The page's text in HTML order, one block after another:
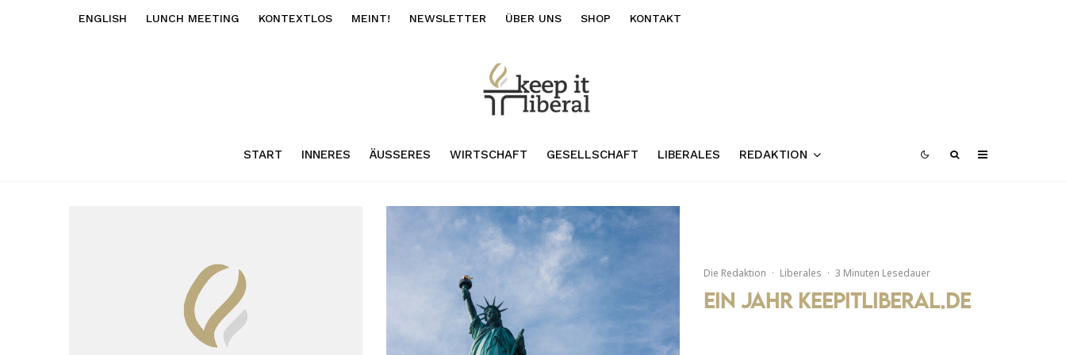
ENGLISH LUNCH MEETING KONTEXTLOS MEINT! NEWSLETTER ÜBER UNS SHOP KONTAKT
START INNERES ÄUSSERES WIRTSCHAFT GESELLSCHAFT LIBERALES REDAKTION
Die Redaktion · Liberales · 3 Minuten Lesedauer
Ein Jahr keepitliberal.de